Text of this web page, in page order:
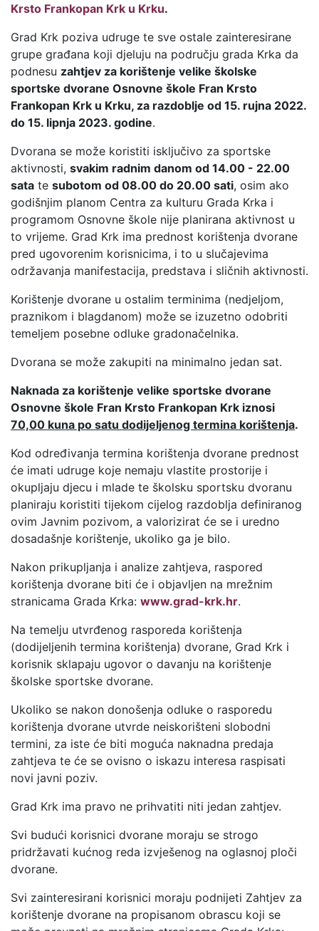
Krsto Frankopan Krk u Krku.
Grad Krk poziva udruge te sve ostale zainteresirane
grupe građana koji djeluju na području grada Krka da
podnesu zahtjev za korištenje velike školske
sportske dvorane Osnovne škole Fran Krsto
Frankopan Krk u Krku, za razdoblje od 15. rujna 2022.
do 15. lipnja 2023. godine.
Dvorana se može koristiti isključivo za sportske
aktivnosti, svakim radnim danom od 14.00 - 22.00
sata te subotom od 08.00 do 20.00 sati, osim ako
godišnjim planom Centra za kulturu Grada Krka i
programom Osnovne škole nije planirana aktivnost u
to vrijeme. Grad Krk ima prednost korištenja dvorane
pred ugovorenim korisnicima, i to u slučajevima
održavanja manifestacija, predstava i sličnih aktivnosti.
Korištenje dvorane u ostalim terminima (nedjeljom,
praznikom i blagdanom) može se izuzetno odobriti
temeljem posebne odluke gradonačelnika.
Dvorana se može zakupiti na minimalno jedan sat.
Naknada za korištenje velike sportske dvorane
Osnovne škole Fran Krsto Frankopan Krk iznosi
70,00 kuna po satu dodijeljenog termina korištenja.
Kod određivanja termina korištenja dvorane prednost
će imati udruge koje nemaju vlastite prostorije i
okupljaju djecu i mlade te školsku sportsku dvoranu
planiraju koristiti tijekom cijelog razdoblja definiranog
ovim Javnim pozivom, a valorizirat će se i uredno
dosadašnje korištenje, ukoliko ga je bilo.
Nakon prikupljanja i analize zahtjeva, raspored
korištenja dvorane biti će i objavljen na mrežnim
stranicama Grada Krka: www.grad-krk.hr.
Na temelju utvrđenog rasporeda korištenja
(dodijeljenih termina korištenja) dvorane, Grad Krk i
korisnik sklapaju ugovor o davanju na korištenje
školske sportske dvorane.
Ukoliko se nakon donošenja odluke o rasporedu
korištenja dvorane utvrde neiskorišteni slobodni
termini, za iste će biti moguća naknadna predaja
zahtjeva te će se ovisno o iskazu interesa raspisati
novi javni poziv.
Grad Krk ima pravo ne prihvatiti niti jedan zahtjev.
Svi budući korisnici dvorane moraju se strogo
pridržavati kućnog reda izvješenog na oglasnoj ploči
dvorane.
Svi zainteresirani korisnici moraju podnijeti Zahtjev za
korištenje dvorane na propisanom obrascu koji se